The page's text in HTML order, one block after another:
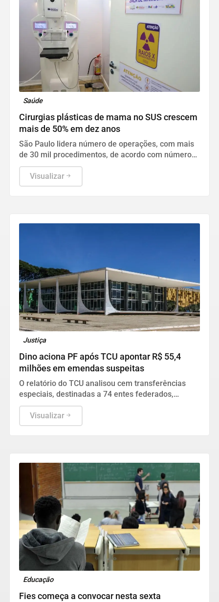
Saúde
Cirurgias plásticas de mama no SUS crescem
mais de 50% em dez anos
São Paulo lidera número de operações, com mais
de 30 mil procedimentos, de acordo com números
da Sociedade Brasileira de Cirurgia Plástica.
Visualizar
Justiça
Dino aciona PF após TCU apontar R$ 55,4
milhões em emendas suspeitas
O relatório do TCU analisou cem transferências
especiais, destinadas a 74 entes federados,
totalizando o volume de R$ 198.109.222,97 de
recursos fiscalizados.
Visualizar
Educação
Fies começa a convocar nesta sexta